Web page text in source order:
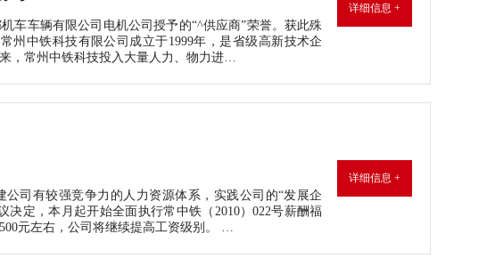
车车辆有限公司电机公司授予的“^供应商”荣誉。获此殊
州中铁科技有限公司成立于1999年，是省级高新技术企
，常州中铁科技投入大量人力、物力进…
详细信息 +
司有较强竞争力的人力资源体系，实践公司的“发展企
决定，本月起开始全面执行常中铁（2010）022号薪酬福
元左右，公司将继续提高工资级别。 …
详细信息 +